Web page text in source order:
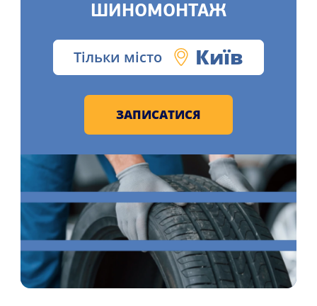
ШИНОМОНТАЖ
Тільки місто Київ
ЗАПИСАТИСЯ